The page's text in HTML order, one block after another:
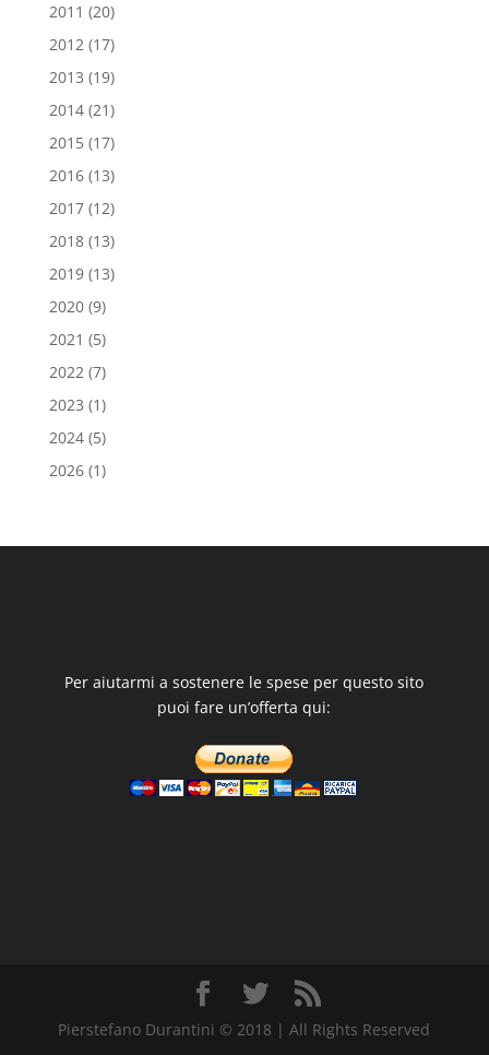
2011 (20)
2012(17)
2013 (19)
2014(21)
2015(17)
2016(13)
2017(12)
2018(13)
2019(13)
2020(9)
2021 (5)
2022(7)
2023 (1)
2024(5)
2026(1)
Per aiutarmi a sostenere le spese per questo sito
puoi fare un’offerta qui:
Pierstefano Durantini © 2018 | All Rights Reserved